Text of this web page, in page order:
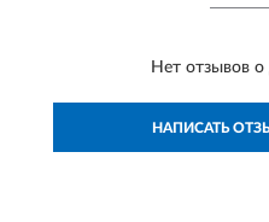
Нет отзывов
НАПИСАТЬ